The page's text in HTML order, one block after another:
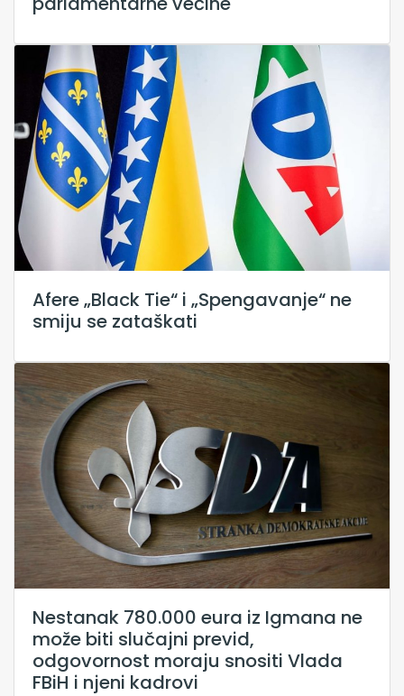
Afere „Black Tie“ i „Spengavanje“ ne
smiju se zataškati
Nestanak 780.000 eura iz Igmana ne
može biti slučajni previd,
odgovornost moraju snositi Vlada
FBiH i njeni kadrovi